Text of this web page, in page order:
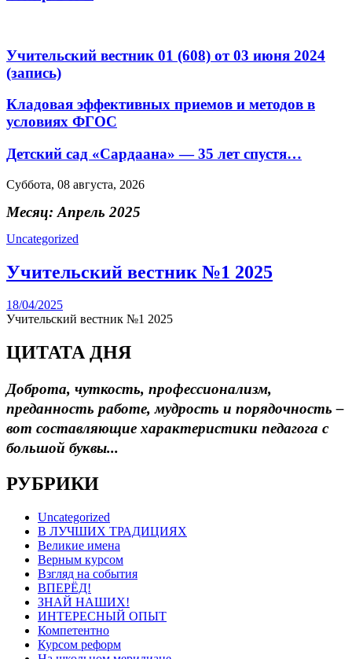
Учительский вестник 01 (608) от 03 июня 2024
(запись)
Кладовая эффективных приемов и методов в
условиях ФГОС
Детский сад «Сардаана» — 35 лет спустя…
Суббота, 08 августа, 2026
Месяц: Апрель 2025
Uncategorized
Учительский вестник №1 2025
18/04/2025
Учительский вестник №1 2025
ЦИТАТА ДНЯ
Доброта, чуткость, профессионализм,
преданность работе, мудрость и порядочность –
вот составляющие характеристики педагога с
большой буквы...
РУБРИКИ
Uncategorized
В ЛУЧШИХ ТРАДИЦИЯХ
Великие имена
Верным курсом
Взгляд на события
ВПЕРЁД!
ЗНАЙ НАШИХ!
ИНТЕРЕСНЫЙ ОПЫТ
Компетентно
Курсом реформ